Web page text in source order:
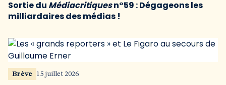
Sortie du Médiacritiquesn°59 : Dégageons les
milliardaires des médias !
Brève 15 juillet 2026